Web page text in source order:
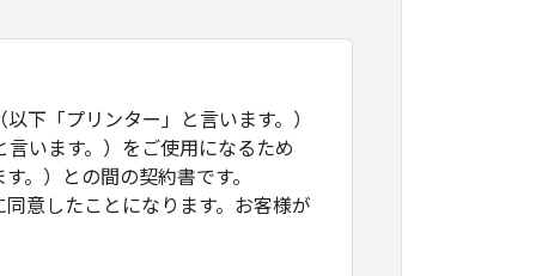
下「プリンター」と言います。）
います。）をご使用になるため
。）との間の契約書です。
意したことになります。お客様が